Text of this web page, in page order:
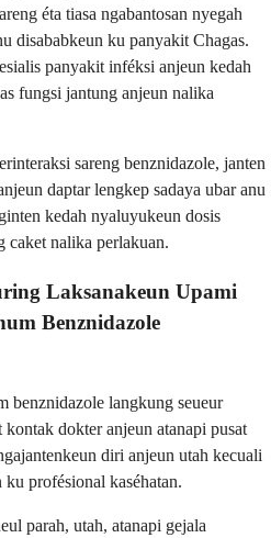
éta tiasa ngabantosan nyegah
disababkeun ku panyakit Chagas.
panyakit inféksi anjeun kedah
fungsi jantung anjeun nalika
sareng benznidazole, janten
daptar lengkep sadaya ubar anu
kedah nyaluyukeun dosis
caket nalika perlakuan.
Laksanakeun Upami
Benznidazole
benznidazole langkung seueur
dokter anjeun atanapi pusat
diri anjeun utah kecuali
profésional kaséhatan.
parah, utah, atanapi gejala